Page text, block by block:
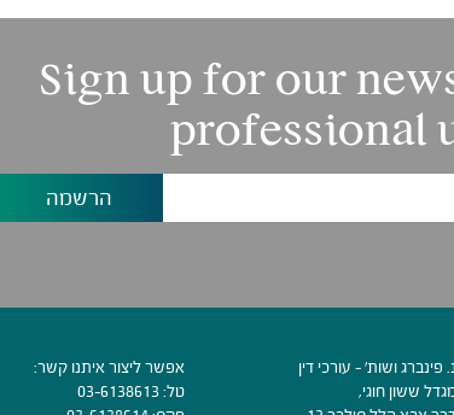
Sign up for our
professional
נ. פינברג ושות׳ - עורכי דין
ששון חוגי,
אפשר ליצור איתנו קשר:
טל: 03-6138613